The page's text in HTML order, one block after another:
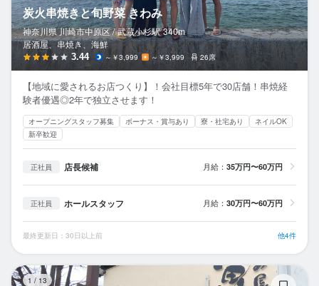
炭火串焼きと旬野菜 きわみ
神奈川県 川崎市中原区 / 武蔵小杉駅 340m
居酒屋、串焼き、海鮮
3.44 ～￥3,999 ～￥3,999 26席
【地域に愛されるお店つくり】！会社目標5年で30店舗！串焼経
験者優遇◎2年で独立させます！
オープニングスタッフ募集 ボーナス・賞与あり 寮・社宅あり
ネイルOK
新卒歓迎
正社員 店長候補 月給： 35万円〜60万円
正社員 ホールスタッフ 月給： 30万円〜60万円
最終更新日：30日以上前 他4件
1 / 13